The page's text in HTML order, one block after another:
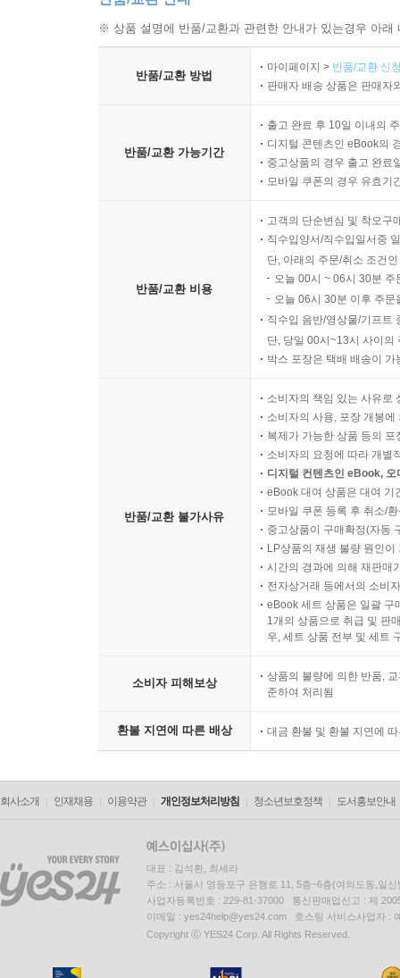
※ 상품 설명에 반품/교환과 관련한 안내가 있는경우 아
반품/교환 방법
마이페이지 > 반품/교환 신
판매자 배송 상품은 판매자
반품/교환 가능기간
출고 완료 후 10일 이내의
디지털 콘텐츠인 eBook의
중고상품의 경우 출고 완료
모바일 쿠폰의 경우 유효기
반품/교환 비용
고객의 단순변심 및 착오구
직수입양서/직수입일서중
단, 아래의 주문/취소 조건
오늘 00시 ~ 06시 30분
오늘 06시 30분 이후 주
직수입 음반/영상물/기프트
단, 당일 00시~13시 사이의
박스 포장은 택배 배송이
반품/교환 불가사유
소비자의 책임 있는 사유로
소비자의 사용, 포장 개봉
복제가 가능한 상품 등의
소비자의 요청에 따라 개별
디지털 컨텐츠인 eBook,
eBook 대여 상품은 대여 기
모바일 쿠폰 등록 후 취소/
중고상품이 구매확정(자동
LP상품의 재생 불량 원인
시간의 경과에 의해 재판매
전자상거래 등에서의 소비
eBook 세트 상품은 일괄 구
1개의 상품으로 취급 및 판
우, 세트 상품 전부 및 세트
소비자 피해보상
상품의 불량에 의한 반품,
준하여 처리됨
환불 지연에 따른 배상 대금 환불 및 환불 지연에
회사소개 인재채용 이용약관 개인정보처리방침 청소년보호정책 도서홍보안내
대표 : 김석환, 최세라
주소 : 서울시 영등포구 은행로 11, 5층~6층(여의도동,일신
사업자등록번호 : 229-81-37000 통신판매업신고 : 제
이메일 : yes24help@yes24.com 호스팅 서비스사업자 :
Copyright ⓒ YES24 Corp. All Rights Reserved.